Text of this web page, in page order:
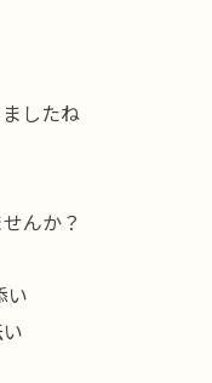
したね
んか？
い